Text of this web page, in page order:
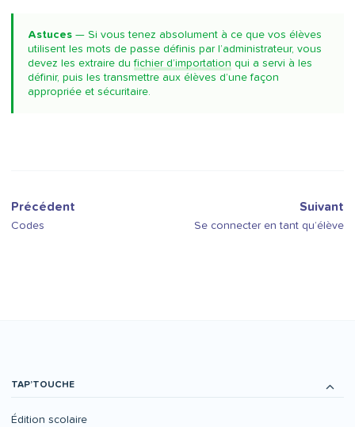
Astuces — Si vous tenez absolument à ce que vos élèves
utilisent les mots de passe définis par l’administrateur, vous
devez les extraire dufichier d’importation qui a servi à les
définir, puis les transmettre aux élèves d’une façon
appropriée et sécuritaire.
Précédent
Codes
Suivant
Se connecter en tant qu’élève
TAP’TOUCHE
Édition scolaire